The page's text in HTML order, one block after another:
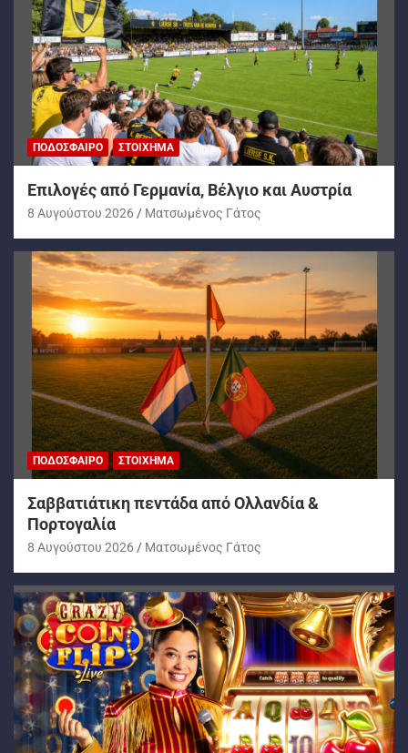
ΠΟΔΌΣΦΑΙΡΟ ΣΤΟΊΧΗΜΑ
Επιλογές από Γερμανία, Βέλγιο και Αυστρία
8 Αυγούστου 2026 Ματσωμένος Γάτος
ΠΟΔΌΣΦΑΙΡΟ ΣΤΟΊΧΗΜΑ
Σαββατιάτικη πεντάδα από Ολλανδία &
Πορτογαλία
8 Αυγούστου 2026 Ματσωμένος Γάτος